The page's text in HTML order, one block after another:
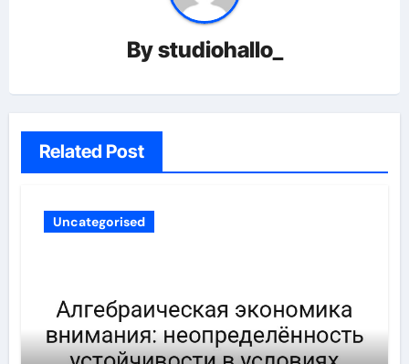
Bystudiohallo_
Related Post
Uncategorised